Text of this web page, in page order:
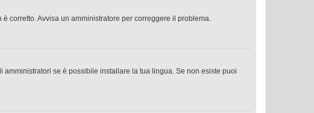
corretto. Avvisa un amministratore per correggere il problema.
se è possibile installare la tua lingua. Se non esiste puoi